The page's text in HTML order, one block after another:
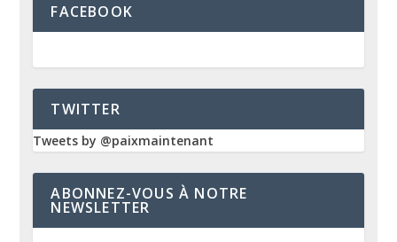
FACEBOOK
TWITTER
Tweets by @paixmaintenant
ABONNEZ-VOUS À NOTRE
NEWSLETTER